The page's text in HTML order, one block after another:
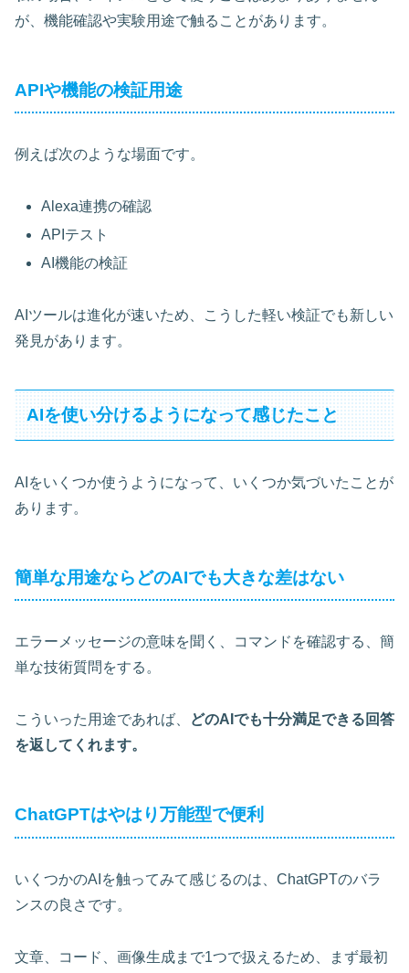
が、機能確認や実験用途で触ることがあります。
APIや機能の検証用途
例えば次のような場面です。
Alexa連携の確認
APIテスト
AI機能の検証
AIツールは進化が速いため、こうした軽い検証でも新しい
発見があります。
AIを使い分けるようになって感じたこと
AIをいくつか使うようになって、いくつか気づいたことが
あります。
簡単な用途ならどのAIでも大きな差はない
エラーメッセージの意味を聞く、コマンドを確認する、簡
単な技術質問をする。
こういった用途であれば、
どのAIでも十分満足できる回答
を返してくれます。
ChatGPTはやはり万能型で便利
いくつかのAIを触ってみて感じるのは、ChatGPTのバラ
ンスの良さです。
文章、コード、画像生成まで1つで扱えるため、まず最初